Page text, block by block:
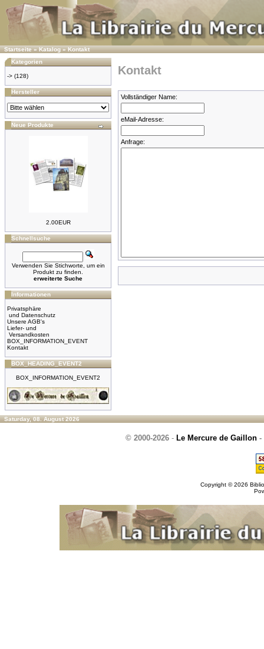
Startseite»Katalog»Kontakt
Kategorien
-> (128)
Hersteller
Neue Produkte
2.00EUR
Schnellsuche
Verwenden Sie Stichworte, um ein
Produkt zu finden.
erweiterte Suche
Informationen
Privatsphäre
und Datenschutz
Unsere AGB's
Liefer- und
Versandkosten
BOX_INFORMATION_EVENT
Kontakt
BOX_HEADING_EVENT2
BOX_INFORMATION_EVENT2
Kontakt
Vollständiger Name:
eMail-Adresse:
Anfrage:
Saturday, 08. August 2026
© 2000-2026 - Le Mercure de Gaillon -
Copyright © 2026